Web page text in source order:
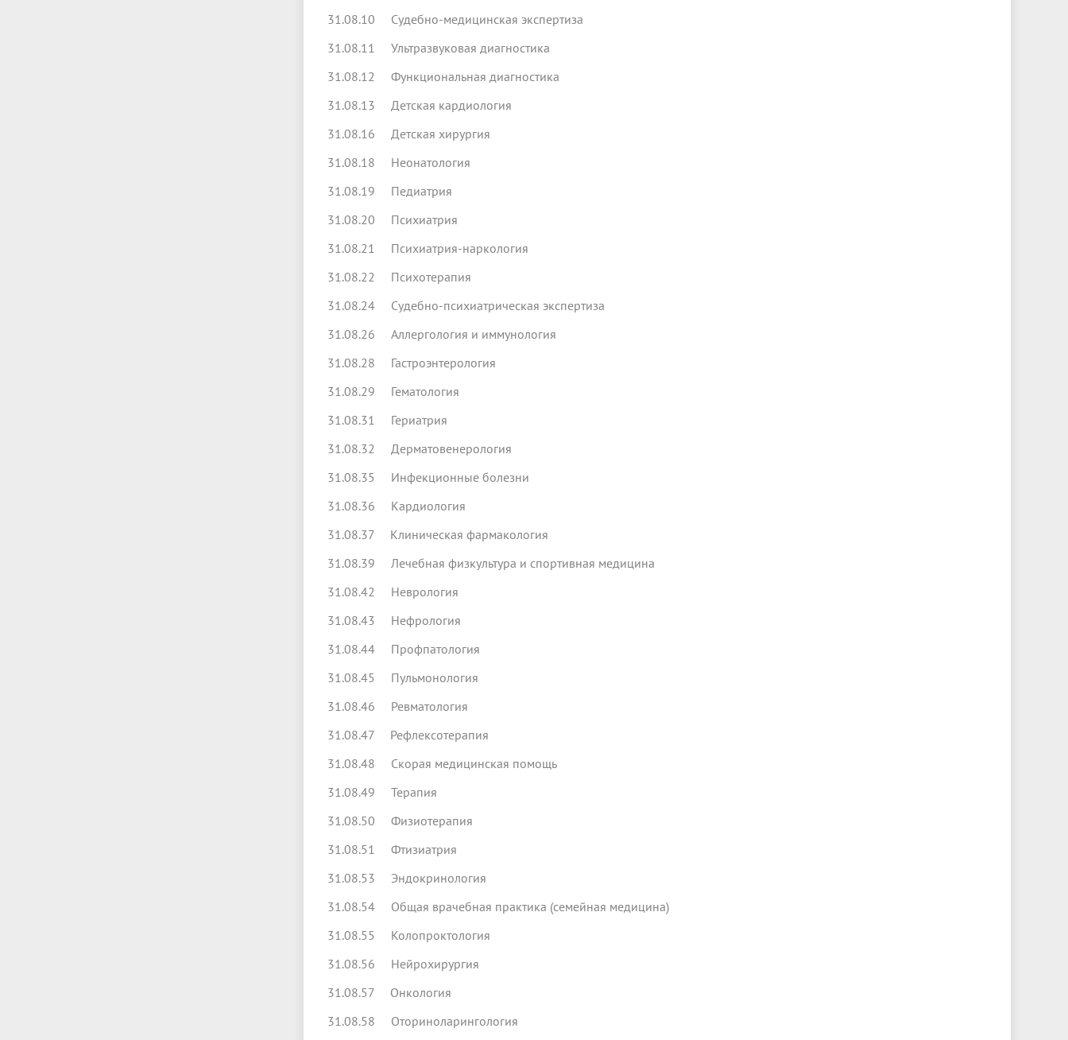
31.08.10 Судебно-медицинская экспертиза
31.08.11 Ультразвуковая диагностика
31.08.12 Функциональная диагностика
31.08.13 Детская кардиология
31.08.16 Детская хирургия
31.08.18 Неонатология
31.08.19 Педиатрия
31.08.20 Психиатрия
31.08.21 Психиатрия-наркология
31.08.22 Психотерапия
31.08.24 Судебно-психиатрическая экспертиза
31.08.26 Аллергология и иммунология
31.08.28 Гастроэнтерология
31.08.29 Гематология
31.08.31 Гериатрия
31.08.32 Дерматовенерология
31.08.35 Инфекционные болезни
31.08.36 Кардиология
31.08.37 Клиническая фармакология
31.08.39 Лечебная физкультура и спортивная медицина
31.08.42 Неврология
31.08.43 Нефрология
31.08.44 Профпатология
31.08.45 Пульмонология
31.08.46 Ревматология
31.08.47 Рефлексотерапия
31.08.48 Скорая медицинская помощь
31.08.49 Терапия
31.08.50 Физиотерапия
31.08.51 Фтизиатрия
31.08.53 Эндокринология
31.08.54 Общая врачебная практика (семейная медицина)
31.08.55 Колопроктология
31.08.56 Нейрохирургия
31.08.57 Онкология
31.08.58 Оториноларингология